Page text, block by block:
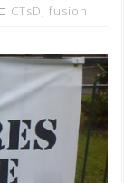
CTsD, fusion